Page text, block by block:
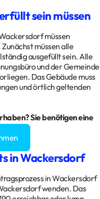
sein müssen
müssen
müssen alle
ausgefüllt sein. Alle
und der Gemeinde
Das Gebäude muss
und örtlich geltenden
Sie benötigen eine
in Wackersdorf
in Wackersdorf
wenden. Das